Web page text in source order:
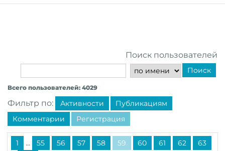
Поиск пользователей
Поиск
Всего пользователей: 4029
Фильтр по: Активности
Публикациям
Комментарии
Регистрация
1 ... 55 56 57 58 59 60 61 62 63